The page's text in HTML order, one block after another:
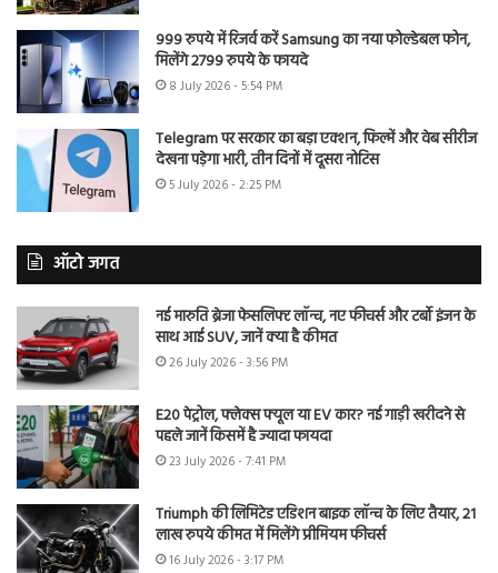
999 रुपये में रिजर्व करें Samsung का नया फोल्डेबल फोन,
मिलेंगे 2799 रुपये के फायदे
8 July 2026 - 5:54 PM
Telegram पर सरकार का बड़ा एक्शन, फिल्में और वेब सीरीज
देखना पड़ेगा भारी, तीन दिनों में दूसरा नोटिस
5 July 2026 - 2:25 PM
ऑटो जगत
नई मारुति ब्रेजा फेसलिफ्ट लॉन्च, नए फीचर्स और टर्बो इंजन के
साथ आई SUV, जानें क्या है कीमत
26 July 2026 - 3:56 PM
E20 पेट्रोल, फ्लेक्स फ्यूल या EV कार? नई गाड़ी खरीदने से
पहले जानें किसमें है ज्यादा फायदा
23 July 2026 - 7:41 PM
Triumph की लिमिटेड एडिशन बाइक लॉन्च के लिए तैयार, 21
लाख रुपये कीमत में मिलेंगे प्रीमियम फीचर्स
16 July 2026 - 3:17 PM